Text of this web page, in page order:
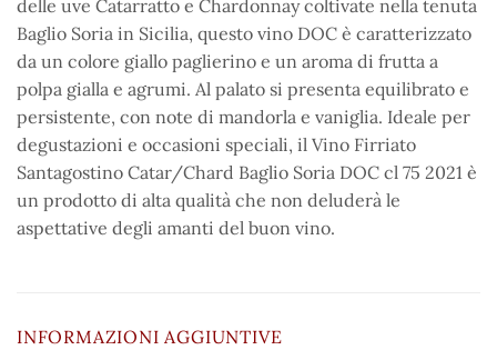
delle uve Catarratto e Chardonnay coltivate nella tenuta
Baglio Soria in Sicilia, questo vino DOC è caratterizzato
da un colore giallo paglierino e un aroma di frutta a
polpa gialla e agrumi. Al palato si presenta equilibrato e
persistente, con note di mandorla e vaniglia. Ideale per
degustazioni e occasioni speciali, il Vino Firriato
Santagostino Catar/Chard Baglio Soria DOC cl 75 2021 è
un prodotto di alta qualità che non deluderà le
aspettative degli amanti del buon vino.
INFORMAZIONI AGGIUNTIVE